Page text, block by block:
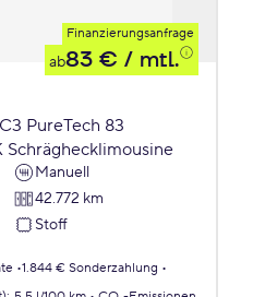
Finanzierungsanfrage
ab83 € / mtl.
PureTech 83
Schräghecklimousine
Manuell
42.772 km
Stoff
1.844 € Sonderzahlung